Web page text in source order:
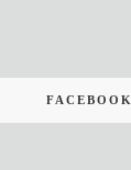
FACEBOOK